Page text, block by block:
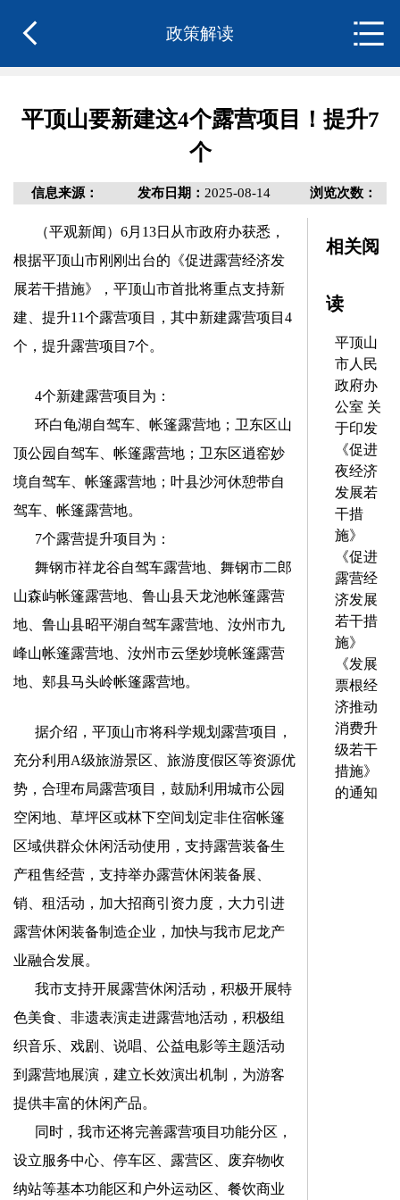
政策解读
平顶山要新建这4个露营项目！提升7
个
信息来源： 发布日期： 2025-08-14 浏览次数：
（平观新闻 ）6月13日从市政府办获悉，
根据平顶山市刚刚出台的《促进露营经济发
展若干措施》， 平顶山市首批将重点支持新
建、提升11个露营项目，其中新建露营项目4
个，提升露营项目7个。
4个新建露营项目为：
环白龟湖自驾车、帐篷露营地；卫东区山
顶公园自驾车、帐篷露营地；卫东区逍窑妙
境自驾车、帐篷露营地；叶县沙河休憩带自
驾车、帐篷露营地。
7个露营提升项目为：
舞钢市祥龙谷自驾车露营地、舞钢市二郎
山森屿帐篷露营地、鲁山县天龙池帐篷露营
地、鲁山县昭平湖自驾车露营地、汝州市九
峰山帐篷露营地、汝州市云堡妙境帐篷露营
地、郏县马头岭帐篷露营地。
据介绍，平顶山市将科学规划露营项目，
充分利用A级旅游景区、旅游度假区等资源优
势，合理布局露营项目，鼓励利用城市公园
空闲地、草坪区或林下空间划定非住宿帐篷
区域供群众休闲活动使用，支持露营装备生
产租售经营，支持举办露营休闲装备展、
销、租活动，加大招商引资力度，大力引进
露营休闲装备制造企业，加快与我市尼龙产
业融合发展。
我市支持开展露营休闲活动，积极开展特
色美食、非遗表演走进露营地活动，积极组
织音乐、戏剧、说唱、公益电影等主题活动
到露营地展演，建立长效演出机制，为游客
提供丰富的休闲产品。
同时， 我市还将完善露营项目功能分区，
设立服务中心、停车区、露营区、废弃物收
纳站等基本功能区和户外运动区、餐饮商业
相关阅
读
平顶山
市人民
政府办
公室 关
于印发
《促进
夜经济
发展若
干措
施》
《促进
露营经
济发展
若干措
施》
《发展
票根经
济推动
消费升
级若干
措施》
的通知